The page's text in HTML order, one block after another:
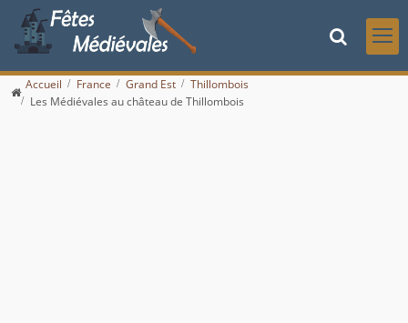
Accueil France Grand Est
Thillombois
Les Médiévales au château de Thillombois